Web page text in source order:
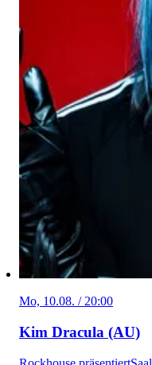
Mo, 10.08. / 20:00
Kim Dracula (AU)